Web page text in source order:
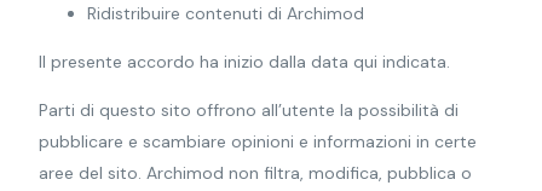
Ridistribuire contenuti di Archimod
Il presente accordo ha inizio dalla data qui indicata.
Parti di questo sito offrono all’utente la possibilità di
pubblicare e scambiare opinioni e informazioni in certe
aree del sito. Archimod non filtra, modifica, pubblica o